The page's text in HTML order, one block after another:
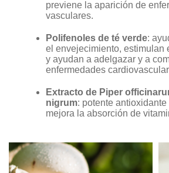
previene la aparición de
vasculares.
Polifenoles de té verde:
el envejecimiento, estimulan
y ayudan a adelgazar y a
enfermedades
Extracto de Piper
nigrum: potente
mejora la absorción de